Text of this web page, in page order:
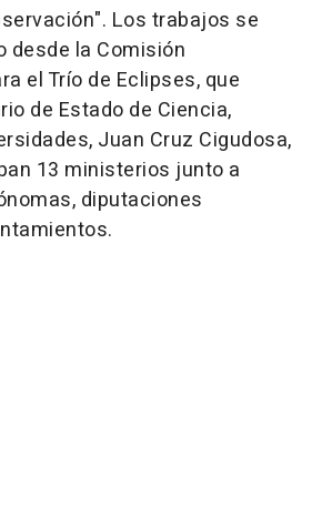
Los trabajos se
desde la Comisión
el Trío de Eclipses, que
de Estado de Ciencia,
Juan Cruz Cigudosa,
13 ministerios junto a
diputaciones